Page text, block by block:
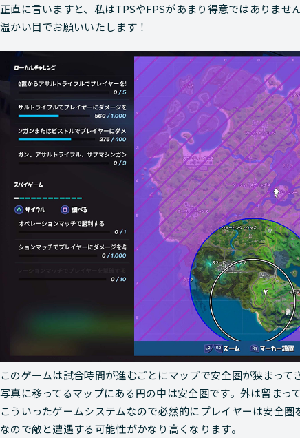
正直に言いますと、私はTPSやFPSがあまり得意ではありませ
温かい目でお願いいたします！
このゲームは試合時間が進むごとにマップで安全圏が狭まって
写真に移ってるマップにある円の中は安全圏です。外は留まっ
こういったゲームシステムなので必然的にプレイヤーは安全圏
なので敵と遭遇する可能性がかなり高くなります。